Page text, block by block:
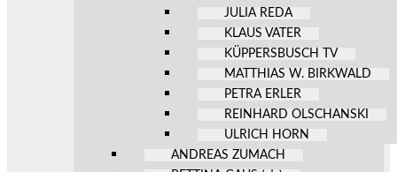
JULIA REDA
KLAUS VATER
KÜPPERSBUSCH TV
MATTHIAS W. BIRKWALD
PETRA ERLER
REINHARD OLSCHANSKI
ULRICH HORN
ANDREAS ZUMACH